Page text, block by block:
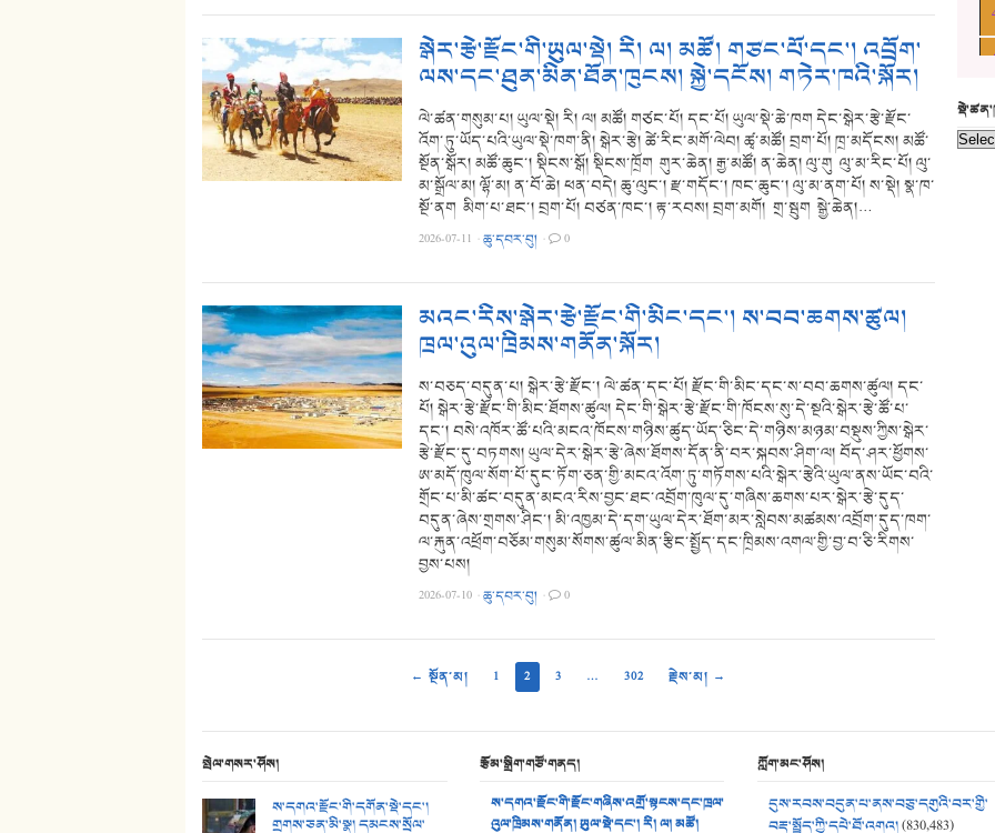
སྒེར་རྩེ་རྫོང་གི་ཡུལ་སྡེ། རི། ལ། མཚོ། གཙང་པོ་དང་། འབྲོག་
ལས་དང་ཐུན་མིན་ཐོན་ཁུངས། སྐྱེ་དངོས། གཏེར་ཁའི་སྐོར།
ལེ་ཚན་གསུམ་པ། ཡུལ་སྡེ། རི། ལ། མཚོ། གཙང་པོ། དང་པོ། ཡུལ་སྡེ་ཆེ་ཁག དེང་སྒེར་རྩེ་རྫོང་
འོག་ཏུ་ཡོད་པའི་ཡུལ་སྡེ་ཁག་ནི། སྒེར་རྩེ། ཚེ་རིང་མགོ་ལེབ། ཚྭ་མཚོ། བྲག་པོ། ཁྲ་མདོངས། མཚོ་
སྔོན་སྒོར། མཚོ་ཆུང་། སྡིངས་སྒོ། སྡིངས་ཁྲོག གུར་ཆེན། རྒྱ་མཚོ། ན་ཆེན། ལུ་གུ ལུ་མ་རིང་པོ། ལུ་
མ་སྒྲོལ་མ། ལྷོ་མ། ན་བོ་ཆེ། ཕན་བདེ། ཆུ་ལུང་། རྫ་གདོང་། ཁང་ཆུང་། ལུ་མ་ནག་པོ། ས་སྡེ། སྣ་ཁ་
སྔོ་ནག མིག་པ་ཐང་། བྲག་པོ། བཙན་ཁང་། རྟ་རབས། བྲག་མགོ། གྲ་སྦུག སྒྱེ་ཆེན།…
2026-07-11 ·ཆུ་དབར་བུ། · 0
མའང་རིས་སྒེར་རྩེ་རྫོང་གི་མིང་དང་། ས་བབ་ཆགས་ཚུལ།
ཁྲལ་འུལ་ཁྲིམས་གནོན་སྐོར།
ས་བཅད་བདུན་པ། སྒེར་རྩེ་རྫོང་། ལེ་ཚན་དང་པོ། རྫོང་གི་མིང་དང་ས་བབ་ཆགས་ཚུལ། དང་
པོ། སྒེར་རྩེ་རྫོང་གི་མིང་ཐོགས་ཚུལ། དེང་གི་སྒེར་རྩེ་རྫོང་གི་ཁོངས་སུ་དེ་སྔའི་སྒེར་རྩེ་ཚོ་པ་
དང་། བསེ་འཁོར་ཚོ་པའི་མངའ་ཁོངས་གཉིས་ཚུད་ཡོད་ཅིང་དེ་གཉིས་མཉམ་བསྡུས་ཀྱིས་སྒེར་
རྩེ་རྫོང་དུ་བཏགས། ཡུལ་དེར་སྒེར་རྩེ་ཞེས་ཐོགས་དོན་ནི་བར་སྐབས་ཤིག་ལ། བོད་ཤར་ཕྱོགས་
ཨ་མདོ་ཁུལ་སོག་པོ་དུང་ཏོག་ཅན་གྱི་མངའ་འོག་ཏུ་གཏོགས་པའི་སྒེར་རྩེའི་ཡུལ་ནས་ཡོང་བའི་
གྲོང་པ་མི་ཚང་བདུན་མངའ་རིས་བྱང་ཐང་འབྲོག་ཁུལ་དུ་གཞིས་ཆགས་པར་སྒེར་རྩེ་དུད་
བདུན་ཞེས་གྲགས་ཤིང་། མི་འཁྱམ་དེ་དག་ཡུལ་དེར་ཐོག་མར་སླེབས་མཚམས་འབྲོག་དུད་ཁག་
ལ་རྐུན་འཕྲོག་བཅོམ་གསུམ་སོགས་ཚུལ་མིན་རྩིང་སྤྱོད་དང་ཁྲིམས་འགལ་གྱི་བྱ་བ་ཅི་རིགས་
བྱས་པས།
2026-07-10 ·ཆུ་དབར་བུ། · 0
← སྔོན་མ། 1 2 3 … 302 རྗེས་མ། →
སྤེལ་གསར་ཤོས།
ས་དགའ་རྫོང་གི་དགོན་སྡེ་དང་།
གྲགས་ཅན་མི་སྣ། དམངས་སྲོལ་
རྩོམ་སྒྲིག་གཙོ་གནད།
ས་དགའ་རྫོང་གི་རྫོང་གཞིས་འགྲོ་སྟངས་དང་ཁྲལ་
འུལ་ཁྲིམས་གནོན། ཡུལ་སྡེ་དང་། རི། ལ། མཚོ།
ཀློག་མང་ཤོས།
དུས་རབས་བདུན་པ་ནས་བཅུ་དགུའི་བར་གྱི་
བརྡ་སྤྲོད་ཀྱི་དཔེ་ཐོ་འགའ།(830,483)